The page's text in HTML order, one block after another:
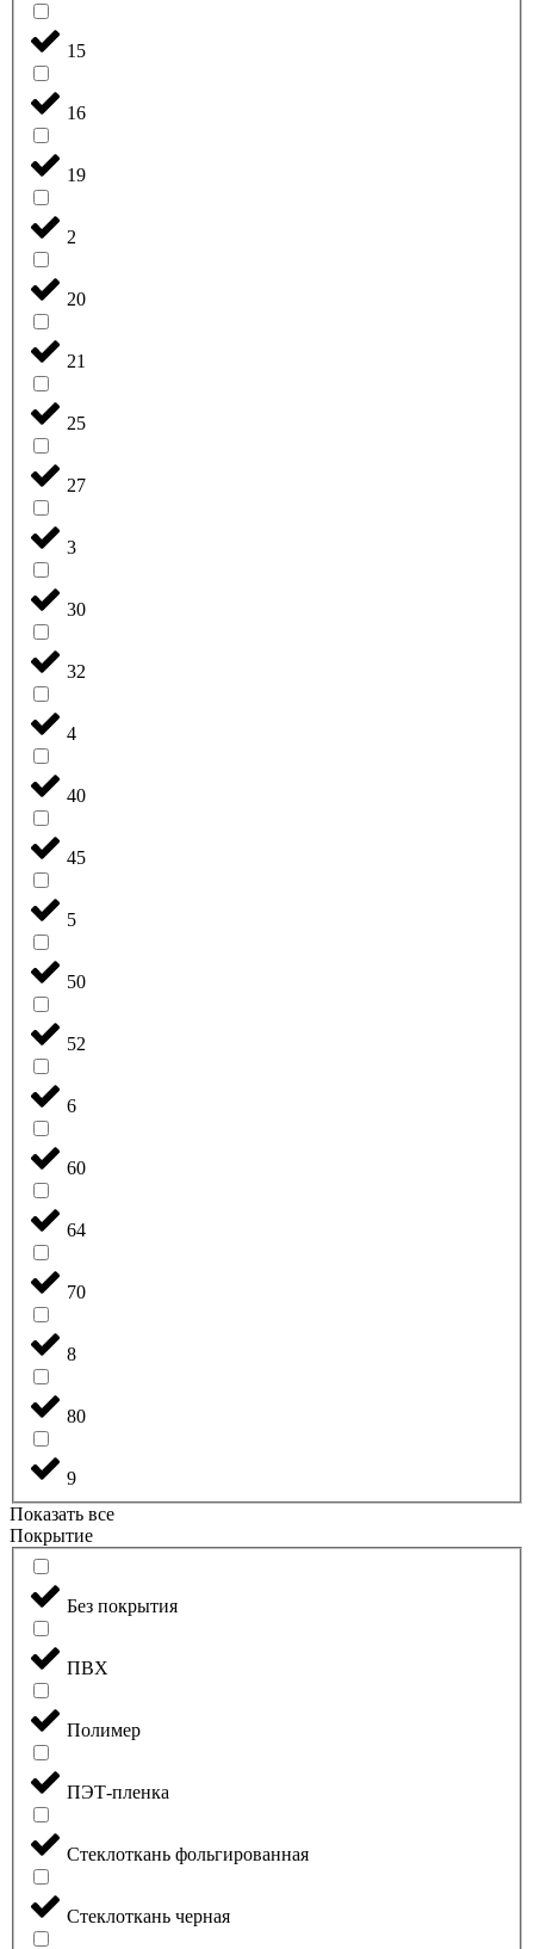
15
16
19
2
20
21
25
27
3
30
32
4
40
45
5
50
52
6
60
64
70
8
80
9
Показать все
Покрытие
Без покрытия
ПВХ
Полимер
ПЭТ-пленка
Стеклоткань фольгированная
Стеклоткань черная